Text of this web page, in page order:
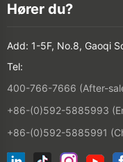
Hører du?
Add: 1-5F, No.8, Gaoqi
Tel:
400-766-7666 (After-
+86-(0)592-5885993
+86-(0)592-5885991